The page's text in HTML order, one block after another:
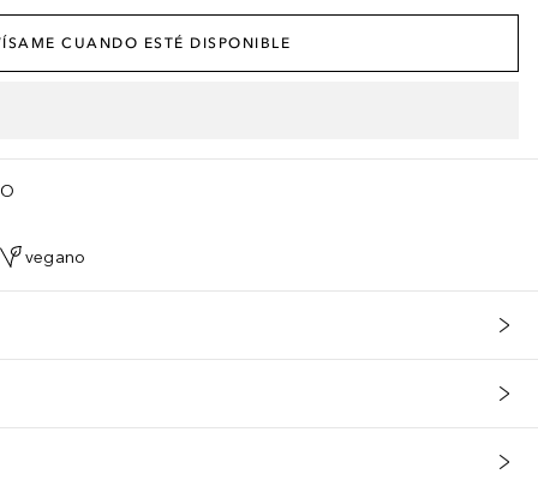
CUANDO ESTÉ DISPONIBLE
vegano